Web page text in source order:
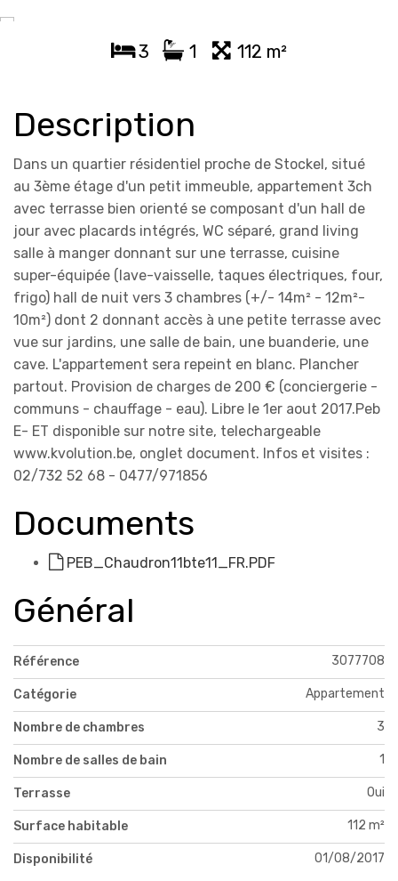
3 1 112 m²
Description
Dans un quartier résidentiel proche de Stockel, situé
au 3ème étage d'un petit immeuble, appartement 3ch
avec terrasse bien orienté se composant d'un hall de
jour avec placards intégrés, WC séparé, grand living
salle à manger donnant sur une terrasse, cuisine
super-équipée (lave-vaisselle, taques électriques, four,
frigo) hall de nuit vers 3 chambres (+/- 14m² - 12m²-
10m²) dont 2 donnant accès à une petite terrasse avec
vue sur jardins, une salle de bain, une buanderie, une
cave. L'appartement sera repeint en blanc. Plancher
partout. Provision de charges de 200 € (conciergerie -
communs - chauffage - eau). Libre le 1er aout 2017.Peb
E- ET disponible sur notre site, telechargeable
www.kvolution.be, onglet document. Infos et visites :
02/732 52 68 - 0477/971856
Documents
PEB_Chaudron11bte11_FR.PDF
Général
Référence 3077708
Catégorie Appartement
Nombre de chambres 3
Nombre de salles de bain 1
Terrasse Oui
Surface habitable 112 m²
Disponibilité 01/08/2017